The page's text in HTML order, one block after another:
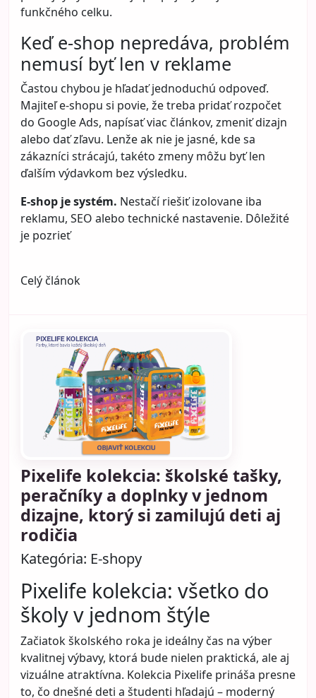
funkčného celku.
Keď e-shop nepredáva, problém
nemusí byť len v reklame
Častou chybou je hľadať jednoduchú odpoveď.
Majiteľ e-shopu si povie, že treba pridať rozpočet
do Google Ads, napísať viac článkov, zmeniť dizajn
alebo dať zľavu. Lenže ak nie je jasné, kde sa
zákazníci strácajú, takéto zmeny môžu byť len
ďalším výdavkom bez výsledku.
E-shop je systém. Nestačí riešiť izolovane iba
reklamu, SEO alebo technické nastavenie. Dôležité
je pozrieť
Celý článok
Pixelife kolekcia: školské tašky,
peračníky a doplnky v jednom
dizajne, ktorý si zamilujú deti aj
rodičia
Kategória: E-shopy
Pixelife kolekcia: všetko do
školy v jednom štýle
Začiatok školského roka je ideálny čas na výber
kvalitnej výbavy, ktorá bude nielen praktická, ale aj
vizuálne atraktívna. Kolekcia Pixelife prináša presne
to, čo dnešné deti a študenti hľadajú – moderný